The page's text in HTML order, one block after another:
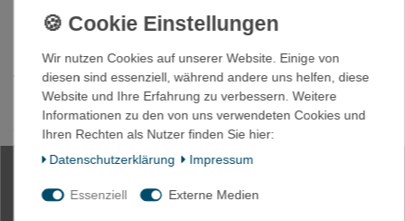
Haftung.
Um eine Inhibition zu vermeiden, nicht auf Flächen, die mit
Silikonlack bzw. Silikon-Reinigungsmittel bearbeitet wurden
verwenden.
HINWEIS: es könnte kleine Unterschiede zwischen der
abgebildeten Farbe und der tatsächlichen Farbe geben aufgrund
von Lichteinfall, Helligkeit des Monitors, Kontrasteinstellung etc.
Wir nutzen Cookies auf unserer Website. Einige von
diesen sind essenziell, während andere uns helfen, diese
Website und Ihre Erfahrung zu verbessern. Weitere
Informationen zu den von uns verwendeten Cookies und
Ihren Rechten als Nutzer finden Sie hier:
Daten­schutz­erklärung
Impressum
Essenziell Externe Medien